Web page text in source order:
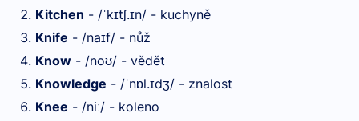
Kitchen - /ˈkɪtʃ.ɪn/ - kuchyně
Knife - /naɪf/ - nůž
Know - /noʊ/ - vědět
Knowledge - /ˈnɒl.ɪdʒ/ - znalost
Knee - /niː/ - koleno